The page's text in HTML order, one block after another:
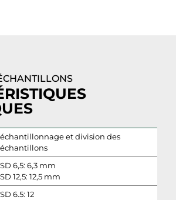
échantillonnage et division des
échantillons
SD 6,5: 6,3 mm
SD 12,5: 12,5 mm
SD 6.5: 12